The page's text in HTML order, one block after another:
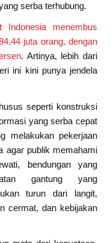
serba terhubung.
Indonesia menembus
juta orang, dengan
. Artinya, lebih dari
ini kini punya jendela
seperti konstruksi
yang serba cepat
melakukan pekerjaan
agar publik memahami
bendungan yang
gantung yang
turun dari langit,
cermat, dan kebijakan